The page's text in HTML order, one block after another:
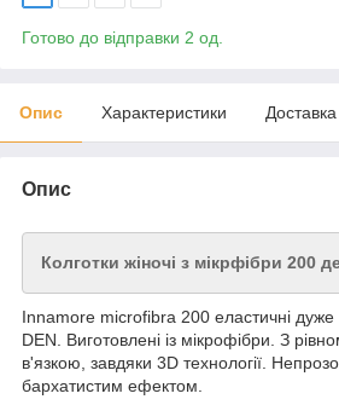
Готово до відправки 2 од.
Опис Характеристики Доставка
Опис
Колготки жіночі з мікрфібри 200
Innamore microfibra 200 еластичні дуже
DEN. Виготовлені із мікрофібри. З
в'язкою, завдяки 3D технології.
бархатистим ефектом.